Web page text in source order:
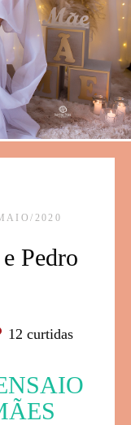
2020
Pedro
12 curtidas